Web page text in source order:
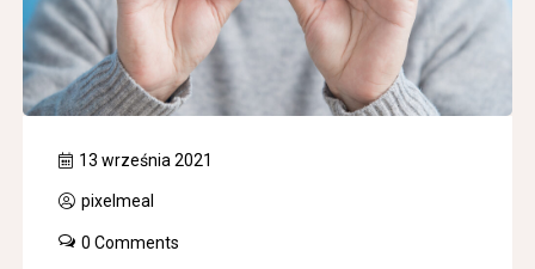
13 września 2021
pixelmeal
0 Comments